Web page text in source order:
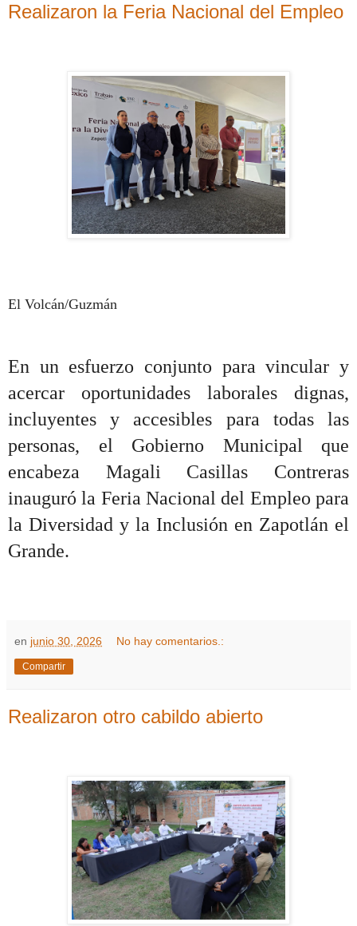
Realizaron la Feria Nacional del Empleo
El Volcán/Guzmán
En un esfuerzo conjunto para vincular y
acercar oportunidades laborales dignas,
incluyentes y accesibles para todas las
personas, el Gobierno Municipal que
encabeza Magali Casillas Contreras
inauguró la Feria Nacional del Empleo para
la Diversidad y la Inclusión en Zapotlán el
Grande.
en junio 30, 2026 No hay comentarios.:
Compartir
Realizaron otro cabildo abierto